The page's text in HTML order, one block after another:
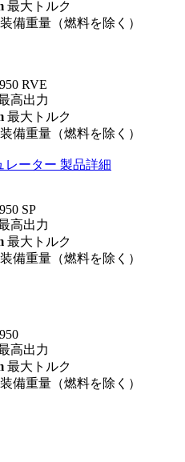
最大トルク
装備重量（燃料を除く）
RVE
高出力
最大トルク
装備重量（燃料を除く）
レーター 製品詳細
SP
高出力
最大トルク
装備重量（燃料を除く）
高出力
最大トルク
装備重量（燃料を除く）